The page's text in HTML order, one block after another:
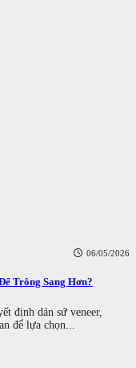
06/05/2026
Trông Sang Hơn?
định dán sứ veneer,
để lựa chọn...